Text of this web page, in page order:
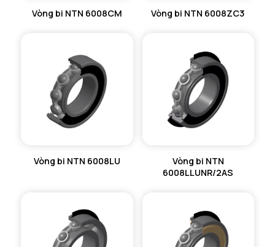
GỐI ĐỠ 2 NỬA NTN
MÁY GIA NHIỆT NTN
Vòng bi NTN 6008CM Vòng bi NTN 6008ZC3
Vòng bi NTN 6008LU
Vòng bi NTN
6008LLUNR/2AS